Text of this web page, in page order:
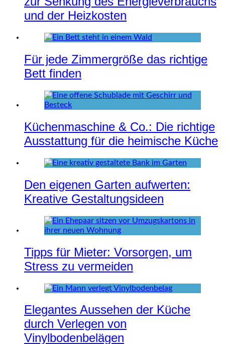
und der Heizkosten
Für jede Zimmergröße das richtige
Bett finden
Küchenmaschine & Co.: Die richtige
Ausstattung für die heimische Küche
Den eigenen Garten aufwerten:
Kreative Gestaltungsideen
Tipps für Mieter: Vorsorgen, um
Stress zu vermeiden
Elegantes Aussehen der Küche
durch Verlegen von
Vinylbodenbelägen